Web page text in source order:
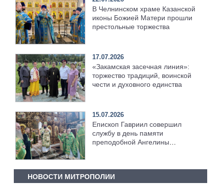
В Челнинском храме Казанской
иконы Божией Матери прошли
престольные торжества
17.07.2026
«Закамская засечная линия»:
торжество традиций, воинской
чести и духовного единства
15.07.2026
Епископ Гавриил совершил
службу в день памяти
преподобной Ангелины
НОВОСТИ МИТРОПОЛИИ